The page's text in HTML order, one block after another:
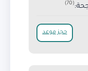
(70)
حجز موعد